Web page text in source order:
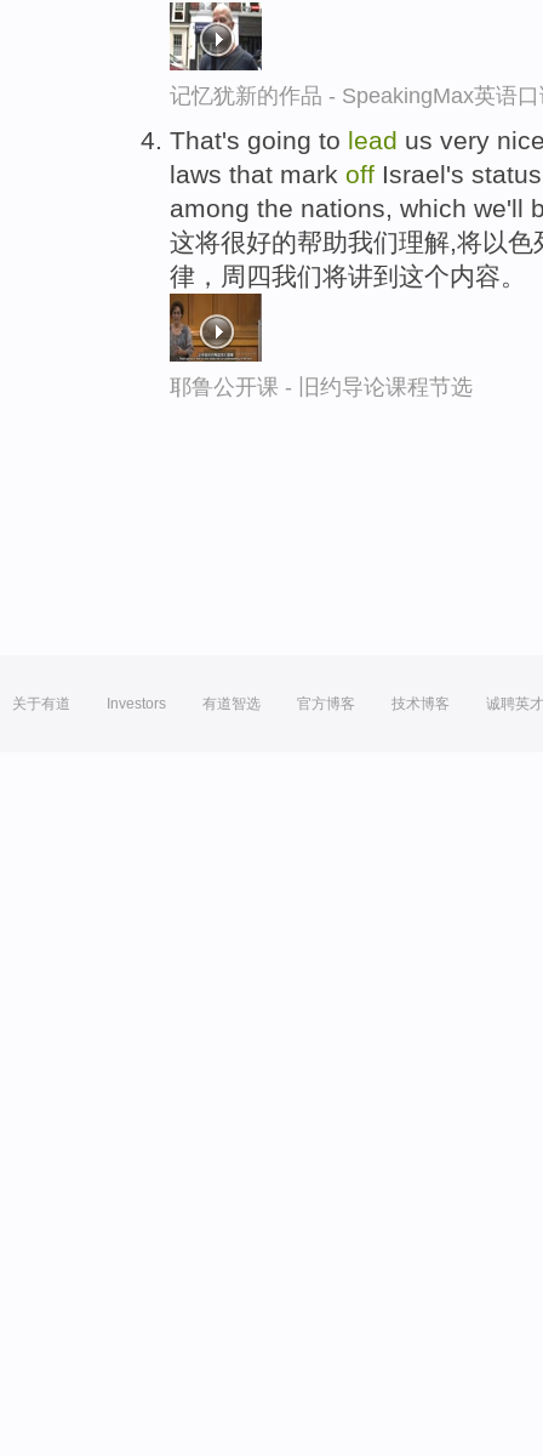
记忆犹新的作品 - SpeakingMax英语
That's going to lead us very
laws that mark off Israel's
among the nations, which we'll
这将很好的帮助我们理解,将以
律，周四我们将讲到这个内容。
耶鲁公开课 - 旧约导论课程节选
关于有道 Investors 有道智选 官方博客 技术博客 诚聘英才